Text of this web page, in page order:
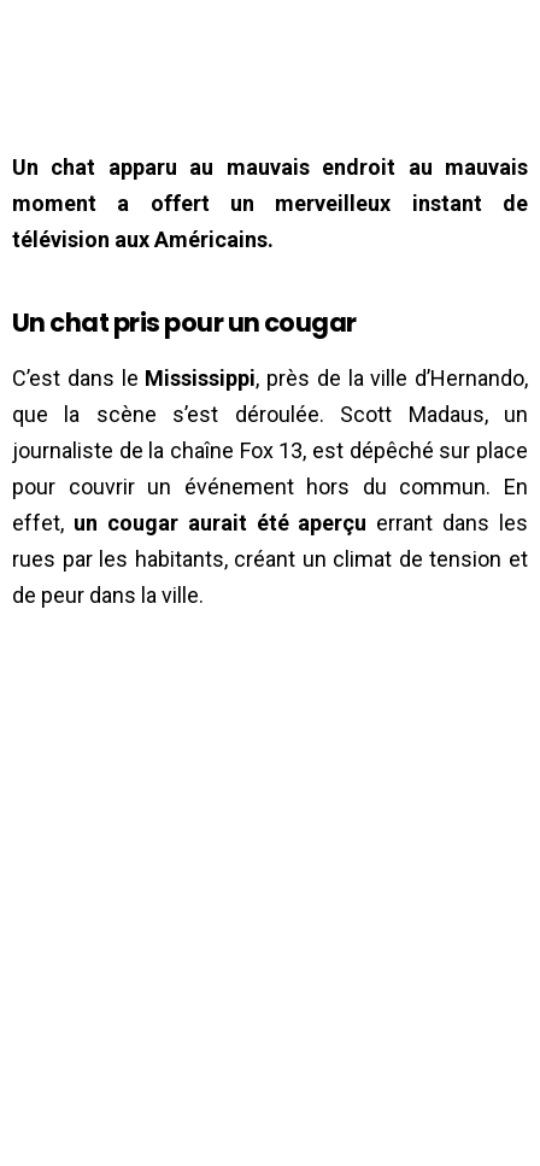
Un chat apparu au mauvais endroit au mauvais
moment a offert un merveilleux instant de
télévision aux Américains.
Un chat pris pour un cougar
C’est dans le Mississippi, près de la ville d’Hernando,
que la scène s’est déroulée. Scott Madaus, un
journaliste de la chaîne Fox 13, est dépêché sur place
pour couvrir un événement hors du commun. En
effet, un cougar aurait été aperçu errant dans les
rues par les habitants, créant un climat de tension et
de peur dans la ville.